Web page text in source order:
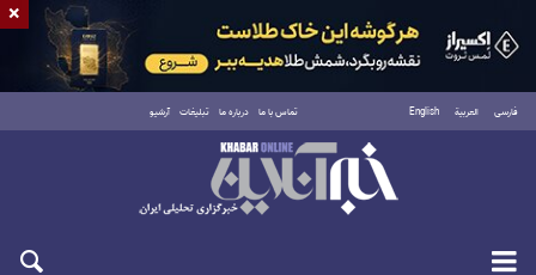
فارسی العربية English تماس با ما درباره ما تبلیغات آرشیو
پنجشنبه ۱۵ مرداد ۱۴۰۵
×